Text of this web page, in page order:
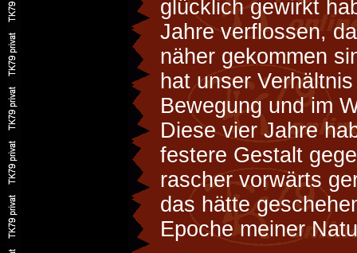
glücklich gewirkt
Jahre verflossen,
näher gekommen
hat unser
Bewegung und im
Diese vier Jahre
festere Gestalt
rascher vorwärts
das hätte
Epoche meiner